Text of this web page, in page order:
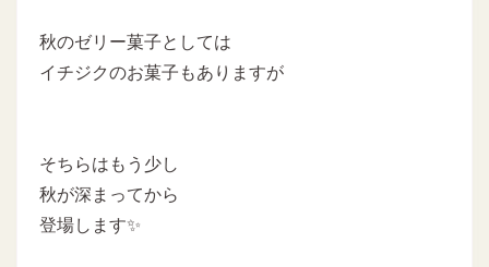
秋のゼリー菓子としては
イチジクのお菓子もありますが
そちらはもう少し
秋が深まってから
登場します✨